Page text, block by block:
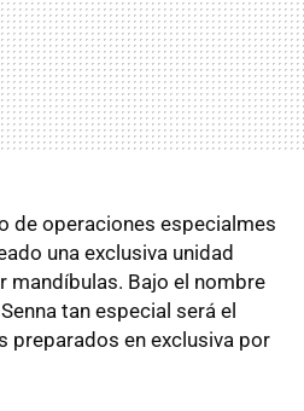
de operaciones especialmes
una exclusiva unidad
mandíbulas. Bajo el nombre
tan especial será el
preparados en exclusiva por